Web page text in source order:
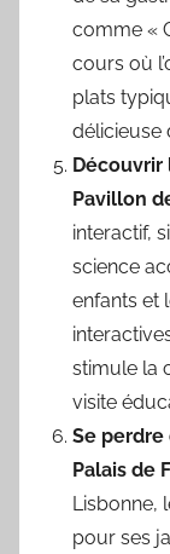
comme «
cours où
plats
délicieuse
Pavillon
interactif,
science
enfants et
stimule la
visite
Se
Palais de
Lisbonne,
pour ses